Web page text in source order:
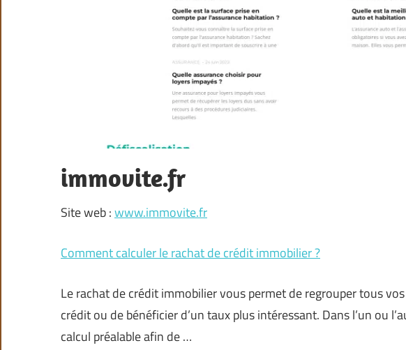
immovite.fr
Site web :www.immovite.fr
Comment calculer le rachat de crédit immobilier ?
Le rachat de crédit immobilier vous permet de regrouper tous
crédit ou de bénéficier d’un taux plus intéressant. Dans l’un ou
calcul préalable afin de …